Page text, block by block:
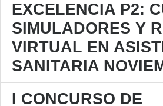
EXCELENCIA P2:
SIMULADORES Y
VIRTUAL EN
SANITARIA
I CONCURSO DE